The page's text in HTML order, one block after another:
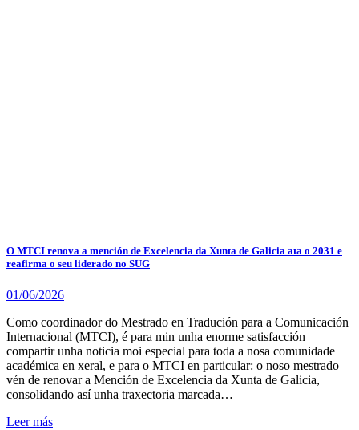
O MTCI renova a mención de Excelencia da Xunta de Galicia ata o 2031 e
reafirma o seu liderado no SUG
01/06/2026
Como coordinador do Mestrado en Tradución para a Comunicación
Internacional (MTCI), é para min unha enorme satisfacción
compartir unha noticia moi especial para toda a nosa comunidade
académica en xeral, e para o MTCI en particular: o noso mestrado
vén de renovar a Mención de Excelencia da Xunta de Galicia,
consolidando así unha traxectoria marcada…
Leer más